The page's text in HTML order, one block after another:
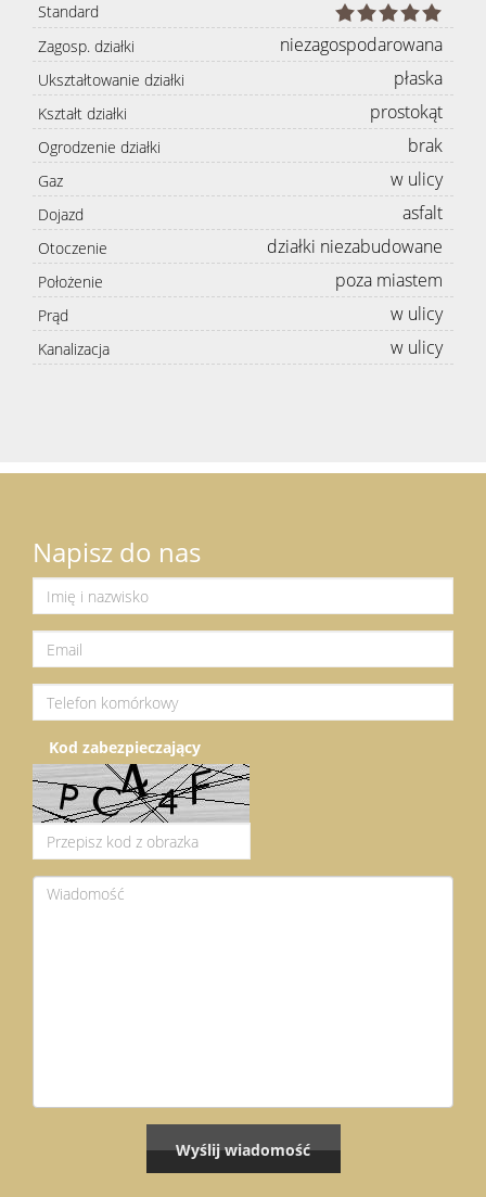
Standard
Zagosp. działki
niezagospodarowana
Ukształtowanie działki płaska
Kształt działki prostokąt
Ogrodzenie działki brak
Gaz w ulicy
Dojazd asfalt
Otoczenie działki niezabudowane
Położenie poza miastem
Prąd w ulicy
Kanalizacja w ulicy
Napisz do nas
Kod zabezpieczający